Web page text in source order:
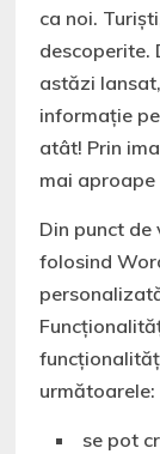
ca noi.
descoperite.
astăzi
informație
atât! Prin
mai
Din punct
folosind
următoarele:
se pot